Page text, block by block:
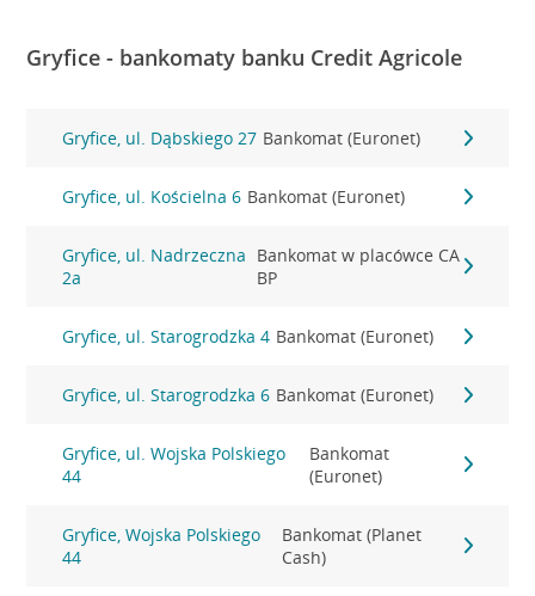
Gryfice - bankomaty banku Credit Agricole
Gryfice, ul. Dąbskiego 27 Bankomat (Euronet)
Gryfice, ul. Kościelna 6 Bankomat (Euronet)
Gryfice, ul. Nadrzeczna
2a
Bankomat w placówce CA
BP
Gryfice, ul. Starogrodzka 4 Bankomat (Euronet)
Gryfice, ul. Starogrodzka 6 Bankomat (Euronet)
Gryfice, ul. Wojska Polskiego
44
Bankomat
(Euronet)
Gryfice, Wojska Polskiego
44
Bankomat (Planet
Cash)